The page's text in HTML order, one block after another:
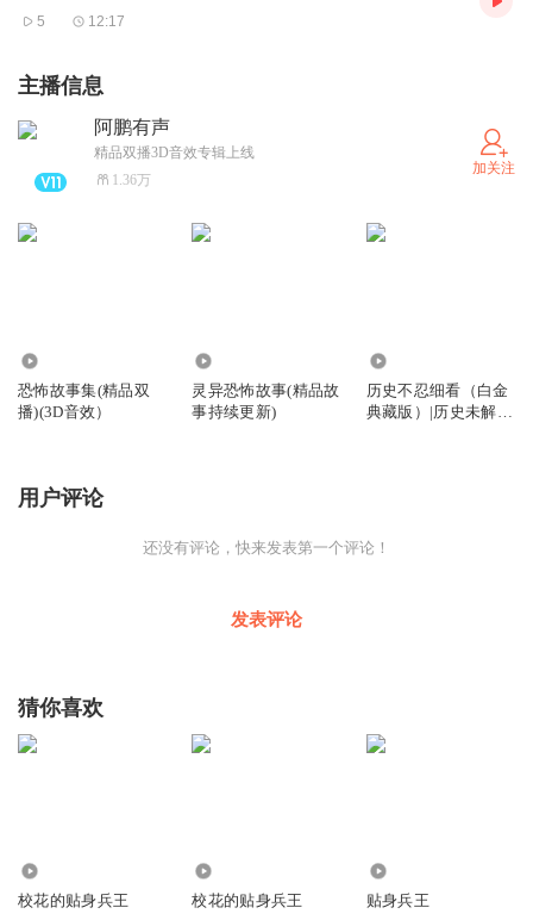
5 12:17
主播信息
阿鹏有声
精品双播3D音效专辑上线
1.36万
加关注
恐怖故事集(精品双
播)(3D音效）
灵异恐怖故事(精品故
事持续更新)
历史不忍细看（白金
典藏版）|历史未解之
用户评论
还没有评论，快来发表第一个评论！
发表评论
猜你喜欢
校花的贴身兵王 校花的贴身兵王 贴身兵王